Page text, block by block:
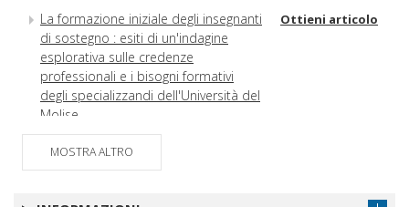
La formazione iniziale degli insegnanti
di sostegno : esiti di un'indagine
esplorativa sulle credenze
professionali e i bisogni formativi
degli specializzandi dell'Università del
Molise
Ottieni articolo
handwriting of High and Low
MOSTRA ALTRO